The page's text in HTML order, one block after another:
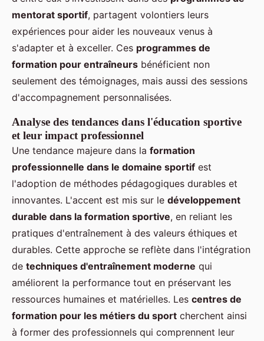
mentorat sportif, partagent volontiers leurs
expériences pour aider les nouveaux venus à
s'adapter et à exceller. Ces programmes de
formation pour entraîneurs bénéficient non
seulement des témoignages, mais aussi des sessions
d'accompagnement personnalisées.
Analyse des tendances dans l'éducation sportive
et leur impact professionnel
Une tendance majeure dans la formation
professionnelle dans le domaine sportif est
l'adoption de méthodes pédagogiques durables et
innovantes. L'accent est mis sur le développement
durable dans la formation sportive, en reliant les
pratiques d'entraînement à des valeurs éthiques et
durables. Cette approche se reflète dans l'intégration
de techniques d'entraînement moderne qui
améliorent la performance tout en préservant les
ressources humaines et matérielles. Les centres de
formation pour les métiers du sport cherchent ainsi
à former des professionnels qui comprennent leur